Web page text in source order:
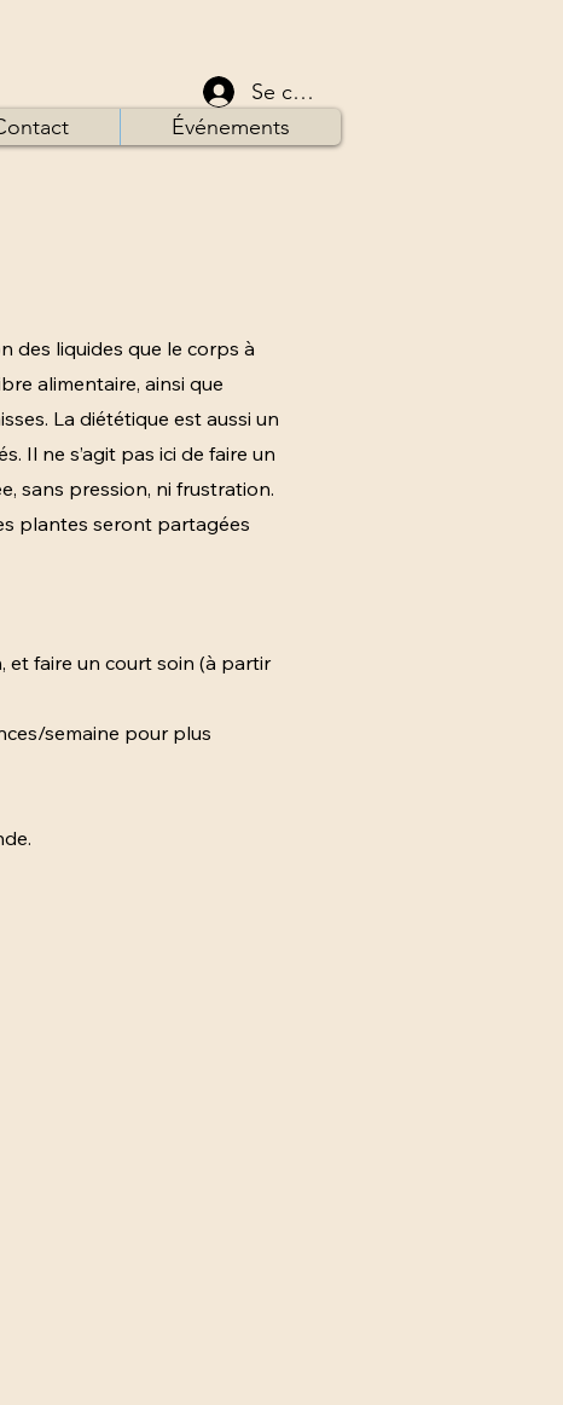
Événements
Se connecter
des liquides que le corps à
alimentaire, ainsi que
La diététique est aussi un
Il ne s’agit pas ici de faire un
sans pression, ni frustration.
plantes seront partagées
et faire un court soin (à partir
semaine pour plus